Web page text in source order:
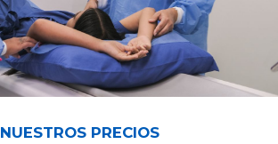
NUESTROS PRECIOS